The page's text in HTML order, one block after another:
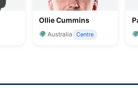
Ollie Cummins
Australia Centre